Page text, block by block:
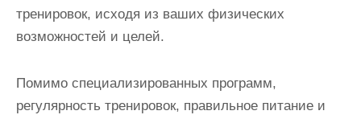
тренировок, исходя из ваших физических
возможностей и целей.
Помимо специализированных программ,
регулярность тренировок, правильное питание и